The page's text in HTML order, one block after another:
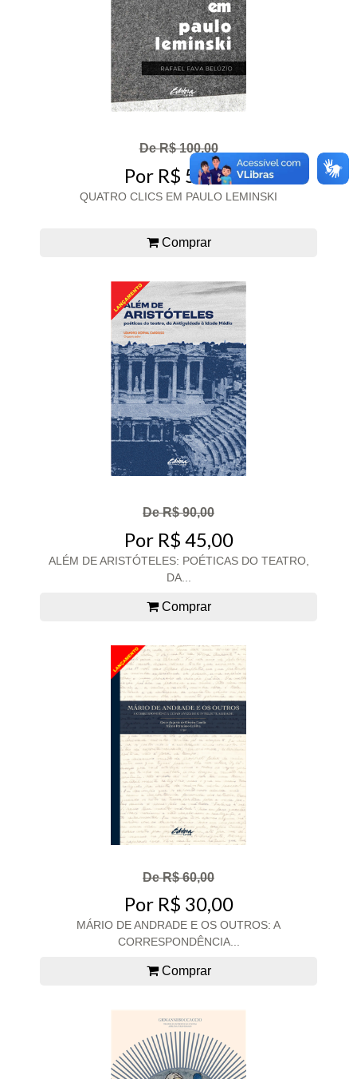
De R$ 100,00
Por R$ 50,00
QUATRO CLICS EM PAULO LEMINSKI
Comprar
De R$ 90,00
Por R$ 45,00
ALÉM DE ARISTÓTELES: POÉTICAS DO TEATRO,
DA...
Comprar
De R$ 60,00
Por R$ 30,00
MÁRIO DE ANDRADE E OS OUTROS: A
CORRESPONDÊNCIA...
Comprar